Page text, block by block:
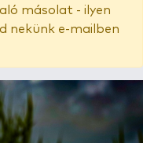
másolat - ilyen
nekünk e-mailben